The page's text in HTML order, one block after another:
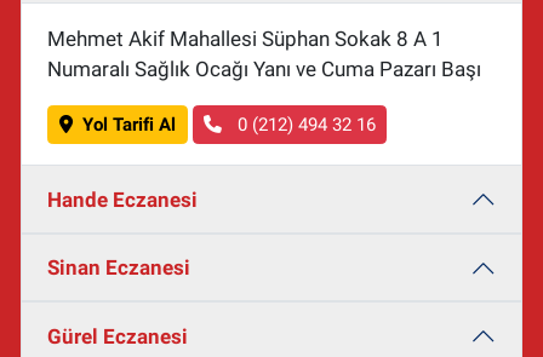
Mehmet Akif Mahallesi Süphan Sokak 8 A 1
Numaralı Sağlık Ocağı Yanı ve Cuma Pazarı Başı
Yol Tarifi Al 0 (212) 494 32 16
Hande Eczanesi
Sinan Eczanesi
Gürel Eczanesi